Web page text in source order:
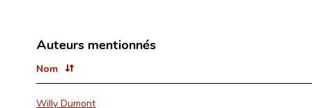
Auteurs mentionnés
Nom
Willy Dumont